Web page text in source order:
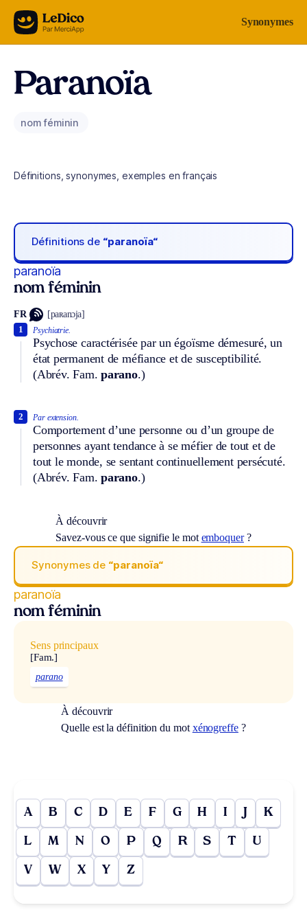
Aller au contenu Synonymes
Paranoïa
nom féminin
Définitions, synonymes, exemples en français
Définitions de “paranoïa“
paranoïa
nom féminin
FR [paʀanɔja]
Psychiatrie.
Psychose caractérisée par un égoïsme démesuré, un
état permanent de méfiance et de susceptibilité.
(Abrév. Fam. parano.)
1
Par extension.
Comportement d’une personne ou d’un groupe de
personnes ayant tendance à se méfier de tout et de
tout le monde, se sentant continuellement persécuté.
(Abrév. Fam. parano.)
2
À découvrir
Savez-vous ce que signifie le mot emboquer?
Synonymes de “paranoïa“
paranoïa
nom féminin
Sens principaux
[Fam.]
parano
À découvrir
Quelle est la définition du mot xénogreffe?
A B C D E F G H I J K
L M N O P Q R S T U
V W X Y Z